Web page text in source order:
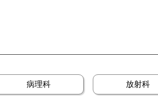
病理科 放射科